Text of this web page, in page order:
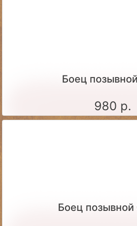
Боец
980 р.
Боец позывной